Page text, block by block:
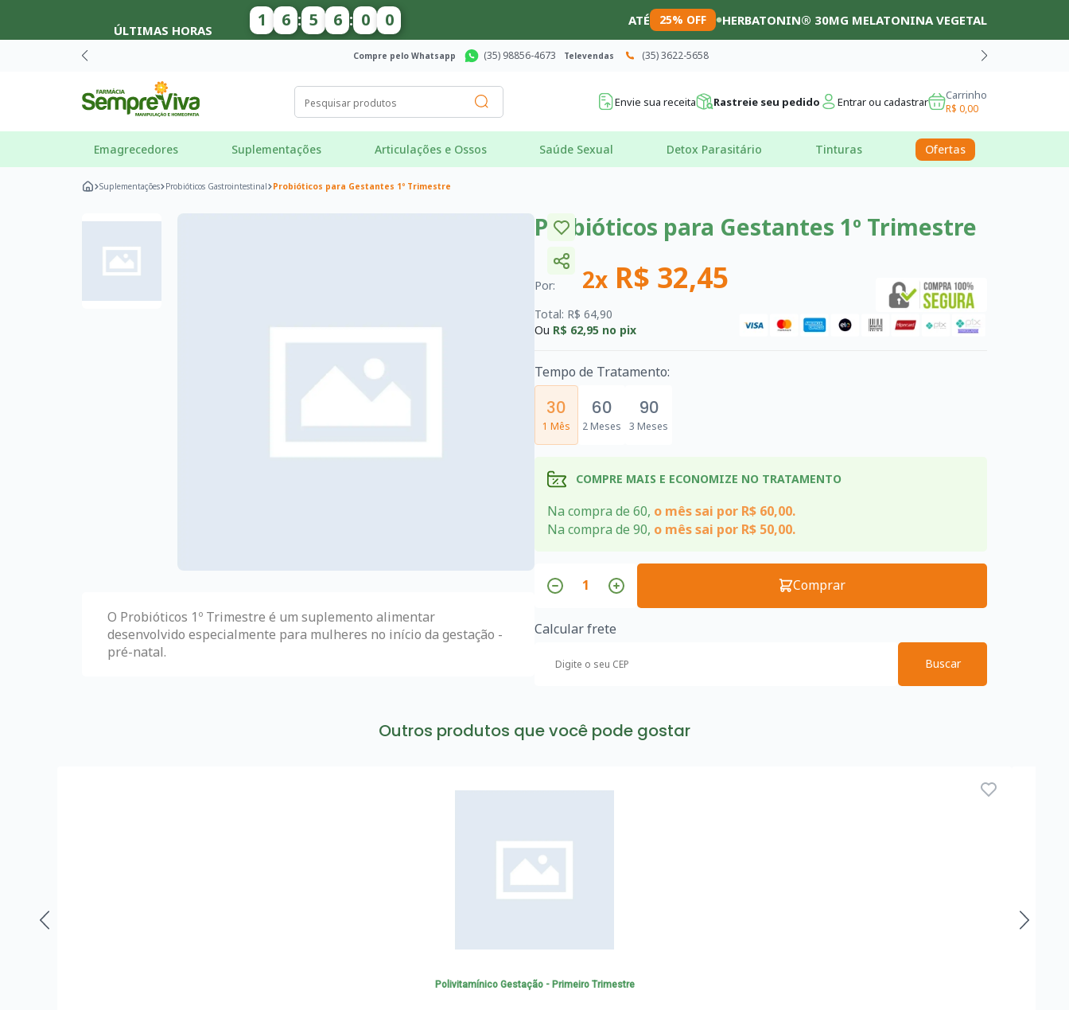
ÚLTIMAS HORAS 1 6 : 5 5 : 5 9 ATÉ 25% OFF HERBATONIN® 30MG MELATONINA VEGETAL
Compre pelo Whatsapp (35) 98856-4673 Televendas (35) 3622-5658
Envie sua receita Rastreie seu pedido Entrar ou cadastrar Carrinho
R$ 0,00
Emagrecedores Suplementações Articulações e Ossos Saúde Sexual Detox Parasitário Tinturas Ofertas
Suplementações Probióticos Gastrointestinal Probióticos para Gestantes 1º Trimestre
O Probióticos 1º Trimestre é um suplemento alimentar
desenvolvido especialmente para mulheres no início da gestação -
pré-natal.
Probióticos para Gestantes 1º Trimestre
Por: 2x R$ 32,45
Total: R$ 64,90
Ou R$ 62,95 no pix
Tempo de Tratamento:
30
1 Mês
60
2 Meses
90
3 Meses
COMPRE MAIS E ECONOMIZE NO TRATAMENTO
Na compra de 60, o mês sai por R$ 60,00.
Na compra de 90, o mês sai por R$ 50,00.
Comprar
Calcular frete
Buscar
Outros produtos que você pode gostar
Polivitamínico Gestação - Primeiro Trimestre